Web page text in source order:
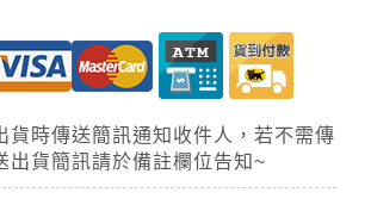
貨時傳送簡訊通知收件人，若不需傳
出貨簡訊請於備註欄位告知~